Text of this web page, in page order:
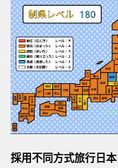
採用不同方式旅行日